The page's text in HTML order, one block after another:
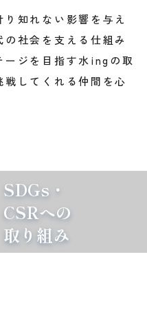
知れない影響を与え
社会を支える仕組み
ージを目指す水ingの取
戦してくれる仲間を心
SDGs・
CSRへの
取り組み